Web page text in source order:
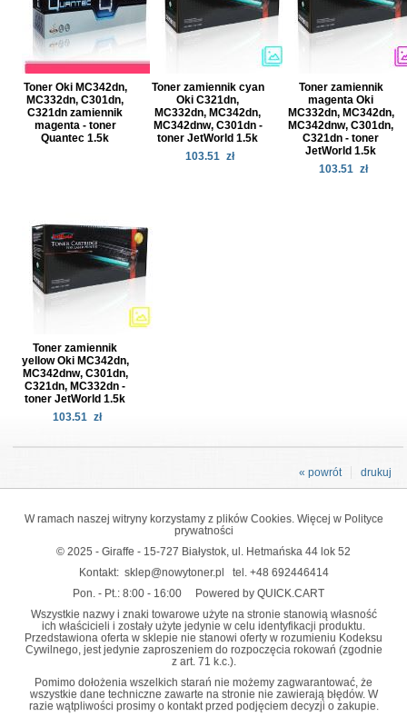
Toner Oki MC342dn,
MC332dn, C301dn,
C321dn zamiennik
magenta - toner
Quantec 1.5k
Toner zamiennik cyan
Oki C321dn,
MC332dn, MC342dn,
MC342dnw, C301dn -
toner JetWorld 1.5k
103.51 zł
Toner zamiennik
magenta Oki
MC332dn, MC342dn,
MC342dnw, C301dn,
C321dn - toner
JetWorld 1.5k
103.51 zł
Toner zamiennik
yellow Oki MC342dn,
MC342dnw, C301dn,
C321dn, MC332dn -
toner JetWorld 1.5k
103.51 zł
drukuj
« powrót
W ramach naszej witryny korzystamy z plików Cookies. Więcej w Polityce
prywatności
© 2025 - Giraffe - 15-727 Białystok, ul. Hetmańska 44 lok 52
Kontakt: sklep@nowytoner.pl tel. +48 692446414
Pon. - Pt.: 8:00 - 16:00
Powered by QUICK.CART
Wszystkie nazwy i znaki towarowe użyte na stronie stanowią własność
ich właścicieli i zostały użyte jedynie w celu identyfikacji produktu.
Przedstawiona oferta w sklepie nie stanowi oferty w rozumieniu Kodeksu
Cywilnego, jest jedynie zaproszeniem do rozpoczęcia rokowań (zgodnie
z art. 71 k.c.).
Pomimo dołożenia wszelkich starań nie możemy zagwarantować, że
wszystkie dane techniczne zawarte na stronie nie zawierają błędów. W
razie wątpliwości prosimy o kontakt przed podjęciem decyzji o zakupie.